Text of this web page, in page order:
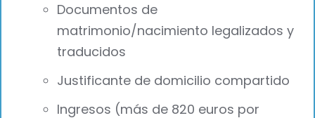
Documentos de
matrimonio/nacimiento legalizados y
traducidos
Justificante de domicilio compartido
Ingresos (más de 820 euros por